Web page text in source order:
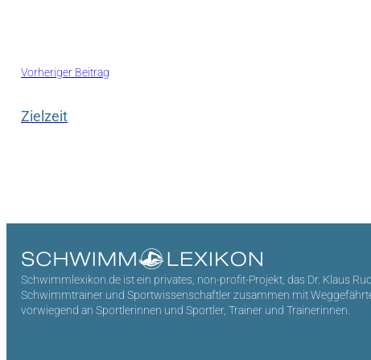
Vorheriger Beitrag
Zielzeit
Schwimmlexikon.de ist ein privates, non-profit-Projekt, das Dr. Klaus
Schwimmtrainer und Sportwissenschaftler zusammen mit
vorwiegend an Sportlerinnen und Sportler, Trainer und Trainerinnen.